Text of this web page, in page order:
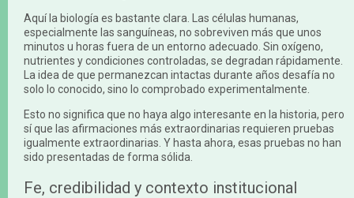
Aquí la biología es bastante clara. Las células humanas,
especialmente las sanguíneas, no sobreviven más que unos
minutos u horas fuera de un entorno adecuado. Sin oxígeno,
nutrientes y condiciones controladas, se degradan rápidamente.
La idea de que permanezcan intactas durante años desafía no
solo lo conocido, sino lo comprobado experimentalmente.
Esto no significa que no haya algo interesante en la historia, pero
sí que las afirmaciones más extraordinarias requieren pruebas
igualmente extraordinarias. Y hasta ahora, esas pruebas no han
sido presentadas de forma sólida.
Fe, credibilidad y contexto institucional